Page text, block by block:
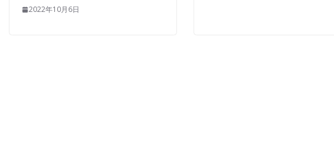
2022年10月6日